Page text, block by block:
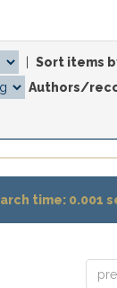
Sort items
Authors/
time: 0.001